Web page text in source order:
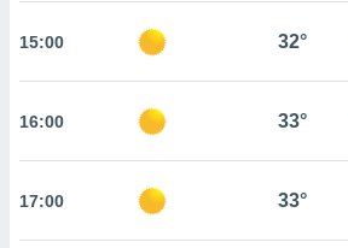
Puedes
acceder a
15:00 32°
16:00 33°
17:00 33°